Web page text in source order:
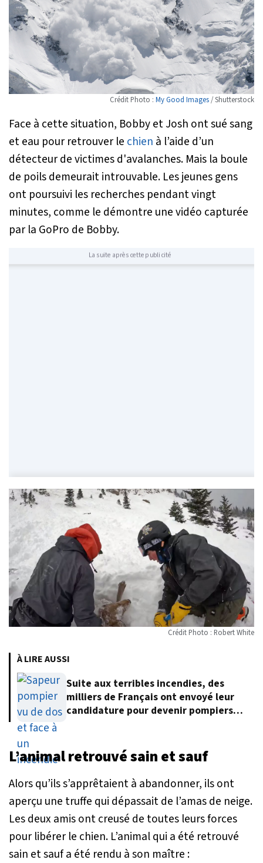
Crédit Photo : My Good Images/ Shutterstock
Face à cette situation, Bobby et Josh ont sué sang
et eau pour retrouver le chien à l’aide d’un
détecteur de victimes d'avalanches. Mais la boule
de poils demeurait introuvable. Les jeunes gens
ont poursuivi les recherches pendant vingt
minutes, comme le démontre une vidéo capturée
par la GoPro de Bobby.
La suite après cette publicité
Crédit Photo : Robert White
À LIRE AUSSI
Suite aux terribles incendies, des
milliers de Français ont envoyé leur
candidature pour devenir pompiers
L’animal retrouvé sain et sauf
Alors qu’ils s’apprêtaient à abandonner, ils ont
aperçu une truffe qui dépassait de l’amas de neige.
Les deux amis ont creusé de toutes leurs forces
pour libérer le chien. L’animal qui a été retrouvé
sain et sauf a été rendu à son maître :